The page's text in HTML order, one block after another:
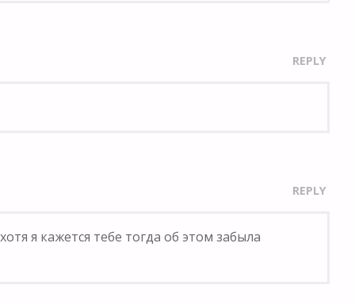
REPLY
REPLY
я кажется тебе тогда об этом забыла